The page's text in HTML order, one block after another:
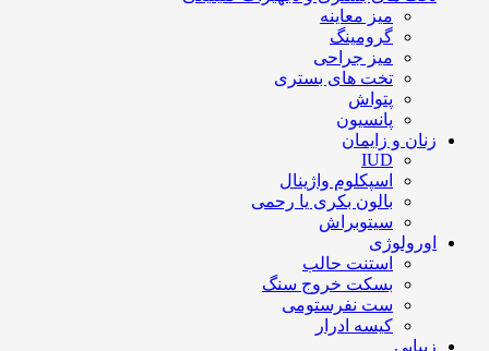
میز معاینه
گرومینگ
میز جراحی
تخت های بستری
پتواش
پانسیون
زنان و زایمان
IUD
اسپکلوم واژینال
بالون بکری یا رحمی
سیتوبراش
اورولوژی
استنت حالب
بسکت خروج سنگ
ست نفرستومی
کیسه ادرار
زیبایی